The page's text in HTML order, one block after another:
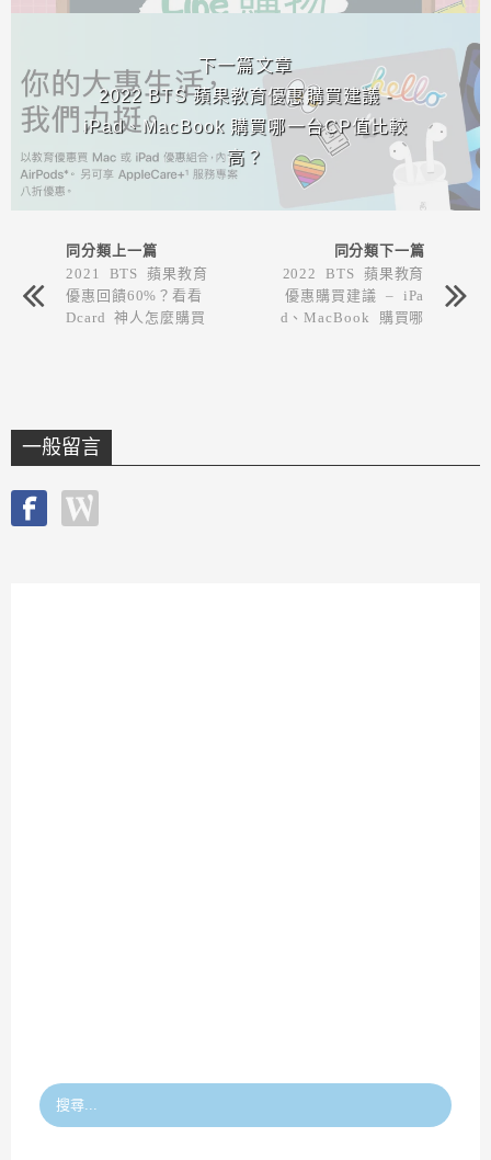
下一篇文章
2022 BTS 蘋果教育優惠購買建議 -
iPad、MacBook 購買哪一台CP值比較
高？
同分類上一篇
2021 BTS 蘋果教育
優惠回饋60%？看看
Dcard 神人怎麼購買
同分類下一篇
2022 BTS 蘋果教育
優惠購買建議 – iPa
d、MacBook 購買哪
一般留言